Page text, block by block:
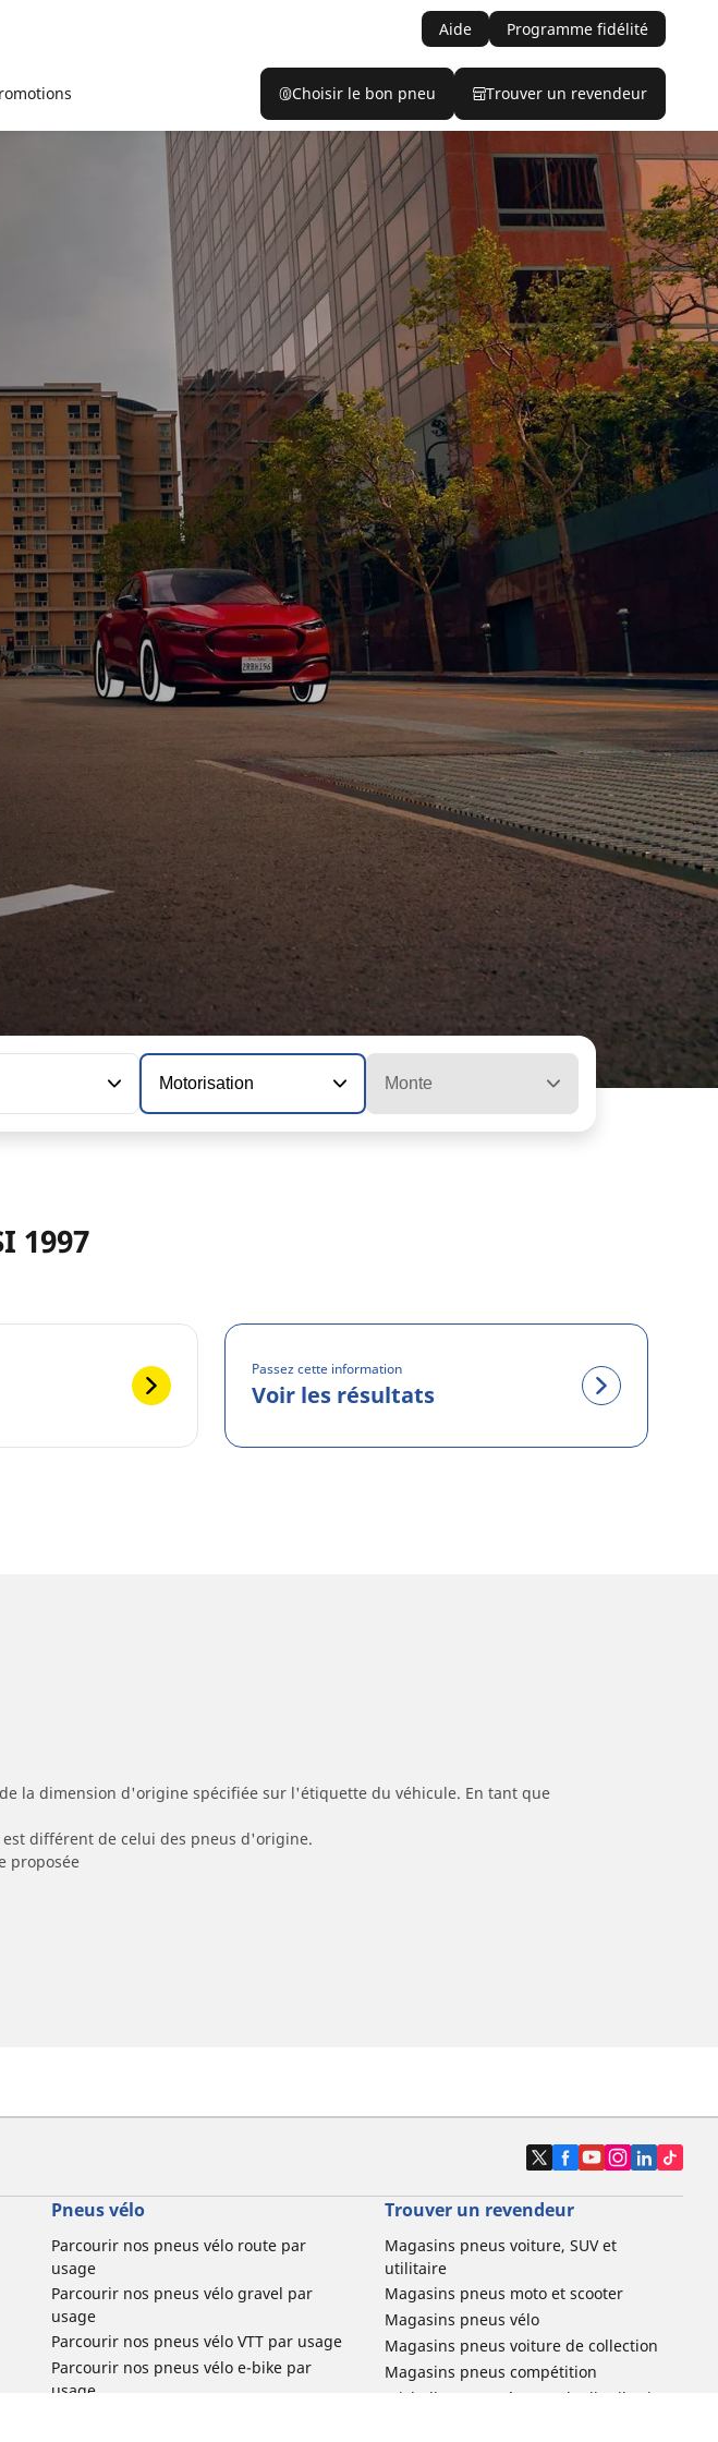
Aide Programme fidélité
Choisir le bon pneu Trouver un revendeur
Motorisation Monte
1997
Passez cette information
Voir les résultats
la dimension d'origine spécifiée sur l'étiquette du véhicule. En tant que
différent de celui des pneus d'origine.
proposée
Pneus vélo
Parcourir nos pneus vélo route par
usage
Parcourir nos pneus vélo gravel par
usage
Parcourir nos pneus vélo VTT par usage
Parcourir nos pneus vélo e-bike par
usage
Trouver un revendeur
Magasins pneus voiture, SUV et
utilitaire
Magasins pneus moto et scooter
Magasins pneus vélo
Magasins pneus voiture de collection
Magasins pneus compétition
Michelin et ses réseaux de distribution